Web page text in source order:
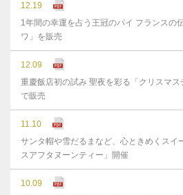
12.19
1年間の幸運を占う王冠のパイ フランスの
ワ」を販売
12.09
重慶飯店初の試み 聖夜を彩る「クリスマ
で販売
11.10
サンタ帽や雪だるまなど、心ときめくスイ
スアフタヌーンティー」開催
10.09